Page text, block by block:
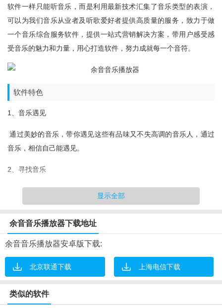
软件一样只能听音乐，而是利用最新技术汇集了音乐类型的表演，
可以为我们音乐从业者及听歌爱好者提供高质量的服务，致力于做
一个音乐综合服务软件，提供一站式营销解决方案，带用户感受感
受音乐的魅力和力量，用心打造软件，努力成就每一个音符。
软件特色
1、音乐遇见
通过美妙的音乐，带你遇见这些有品味又不失高调的音乐人，通过
音乐，相信自己能遇见。
2、寻找音乐
多种音乐汇聚在一起，相信你能找到自己喜欢的音乐，万里挑一的
音乐，超越各种榜单。
3、海量音乐
海量音乐让你听到停不下来，有各种风格类型的音乐，超多榜单，
满足每一位用户要求。
演出列表多重筛选，即刻找你所爱。选座流程优化，区域、座位轻
显示全部
余音音乐播放器下载地址
余音音乐播放器安卓版下载:
北京联通下载 上海电信下载
类似的软件